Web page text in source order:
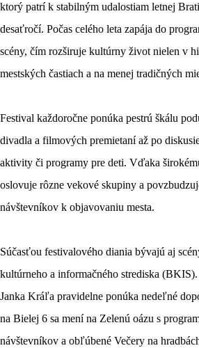
ktorý patrí k stabilným udalostiam letnej
desaťročí. Počas celého leta zapája do
scény, čím rozširuje kultúrny život nielen v
mestských častiach a na menej tradičných
Festival každoročne ponúka pestrú škálu
divadla a filmových premietaní až po
aktivity či programy pre deti. Vďaka
oslovuje rôzne vekové skupiny a
návštevníkov k objavovaniu mesta.
Súčasťou festivalového diania bývajú aj
kultúrneho a informačného strediska
Janka Kráľa pravidelne ponúka nedeľné
na Bielej 6 sa mení na Zelenú oázu s
návštevníkov a obľúbené Večery na